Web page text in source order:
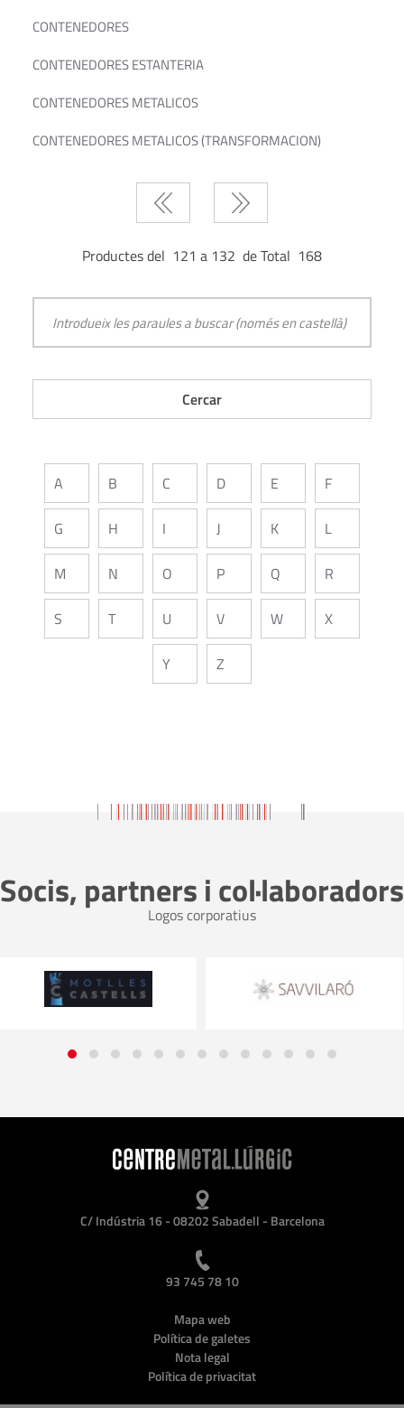
CONTENEDORES
CONTENEDORES ESTANTERIA
CONTENEDORES METALICOS
CONTENEDORES METALICOS (TRANSFORMACION)
Productes del 121 a 132 de Total 168
A B C D E F
G H I J K L
M N O P Q R
S T U V W X
Y Z
Socis, partners i col·laboradors
Logos corporatius
C/ Indústria 16 - 08202 Sabadell - Barcelona
93 745 78 10
Mapa web
Política de galetes
Nota legal
Política de privacitat